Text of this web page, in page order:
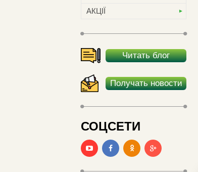
АКЦІЇ
Читать блог
Получать новости
СОЦСЕТИ